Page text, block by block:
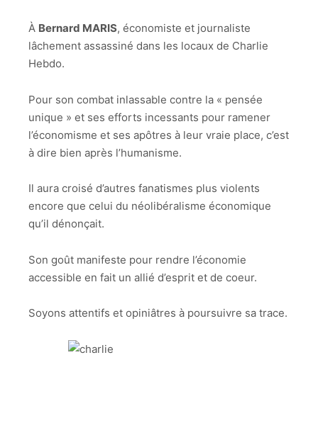
À Bernard MARIS, économiste et journaliste
lâchement assassiné dans les locaux de Charlie
Hebdo.
Pour son combat inlassable contre la « pensée
unique » et ses efforts incessants pour ramener
l’économisme et ses apôtres à leur vraie place, c’est
à dire bien après l’humanisme.
Il aura croisé d’autres fanatismes plus violents
encore que celui du néolibéralisme économique
qu’il dénonçait.
Son goût manifeste pour rendre l’économie
accessible en fait un allié d’esprit et de coeur.
Soyons attentifs et opiniâtres à poursuivre sa trace.